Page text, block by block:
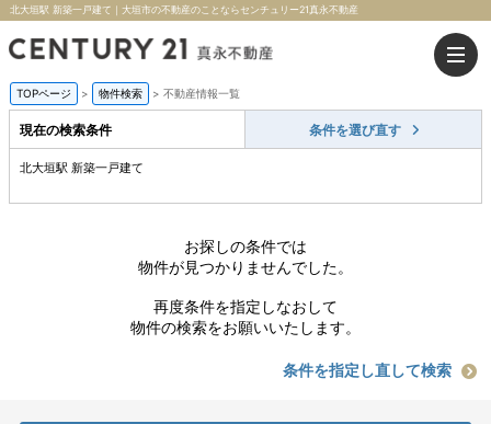
北大垣駅 新築一戸建て｜大垣市の不動産のことならセンチュリー21真永不動産
TOPページ > 物件検索 > 不動産情報一覧
現在の検索条件 条件を選び直す
北大垣駅 新築一戸建て
お探しの条件では
物件が見つかりませんでした。
再度条件を指定しなおして
物件の検索をお願いいたします。
条件を指定し直して検索